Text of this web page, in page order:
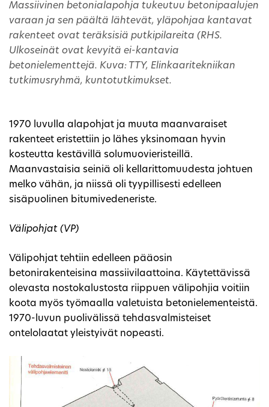
Massiivinen betonialapohja tukeutuu betonipaalujen
varaan ja sen päältä lähtevät, yläpohjaa kantavat
rakenteet ovat teräksisiä putkipilareita (RHS.
Ulkoseinät ovat kevyitä ei-kantavia
betonielementtejä. Kuva: TTY, Elinkaaritekniikan
tutkimusryhmä, kuntotutkimukset.
1970 luvulla alapohjat ja muuta maanvaraiset
rakenteet eristettiin jo lähes yksinomaan hyvin
kosteutta kestävillä solumuovieristeillä.
Maanvastaisia seiniä oli kellarittomuudesta johtuen
melko vähän, ja niissä oli tyypillisesti edelleen
sisäpuolinen bitumivedeneriste.
Välipohjat (VP)
Välipohjat tehtiin edelleen pääosin
betonirakenteisina massiivilaattoina. Käytettävissä
olevasta nostokalustosta riippuen välipohjia voitiin
koota myös työmaalla valetuista betonielementeistä.
1970-luvun puolivälissä tehdasvalmisteiset
ontelolaatat yleistyivät nopeasti.